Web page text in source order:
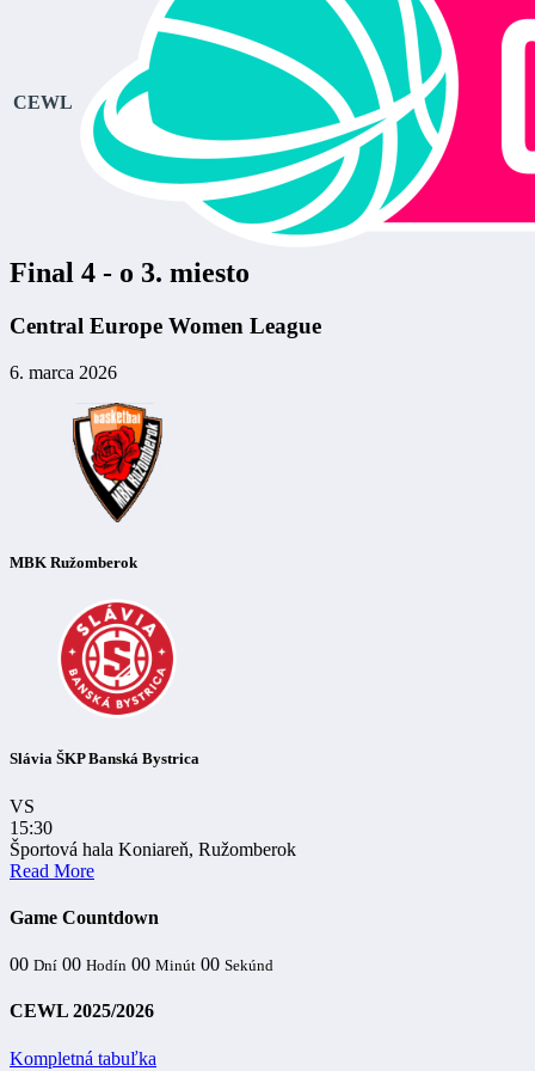
CEWL
Final 4 - o 3. miesto
Central Europe Women League
6. marca 2026
MBK Ružomberok
Slávia ŠKP Banská Bystrica
VS
15:30
Športová hala Koniareň, Ružomberok
Read More
Game Countdown
00 Dní 00 Hodín 00 Minút 00 Sekúnd
CEWL 2025/2026
Kompletná tabuľka